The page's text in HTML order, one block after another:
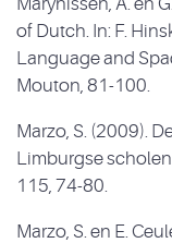
of Dutch. In: F.
Language and
Mouton, 81-100.
Marzo, S. (2009).
Limburgse
115, 74-80.
Marzo, S. en E.